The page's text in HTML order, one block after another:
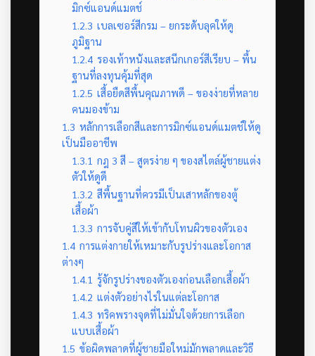
มิกซ์แอนด์แมตช์
1.2.3 เบลเซอร์สีกรม – ยกระดับลุคให้ดู
ภูมิฐาน
1.2.4 รองเท้าหนังและสนีกเกอร์สีเรียบ – พื้น
ฐานที่ลงทุนคุ้มที่สุด
1.2.5 เสื้อยืดสีพื้นคุณภาพดี – ของง่ายที่หลาย
คนมองข้าม
1.3 หลักการเลือกสีและการมิกซ์แอนด์แมตช์ให้ดู
เป็นมืออาชีพ
1.3.1 กฎ 3 สี – สูตรง่าย ๆ ของสไตล์ผู้ชายแต่ง
ตัวให้ดูดี
1.3.2 สีพื้นฐานที่ควรมีเป็นเสาหลักของตู้
เสื้อผ้า
1.3.3 การจับคู่สีให้เข้ากับโทนผิวของตัวเอง
1.4 การแต่งกายให้เหมาะกับรูปร่างและโอกาส
ต่างๆ
1.4.1 รู้จักรูปร่างของตัวเองก่อนเลือกเสื้อผ้า
1.4.2 แต่งตัวอย่างไรในแต่ละโอกาส
1.4.3 ทริคพรางจุดที่ไม่มั่นใจด้วยการเลือก
แบบเสื้อผ้า
1.5 ข้อผิดพลาดที่ผู้ชายมือใหม่มักพลาดและวิธี